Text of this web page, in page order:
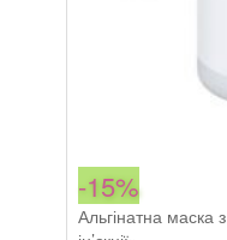
-15%
Альгінатна маска